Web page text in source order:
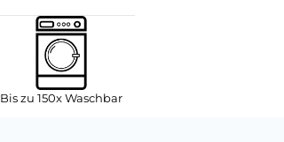
Bis zu 150x Waschbar